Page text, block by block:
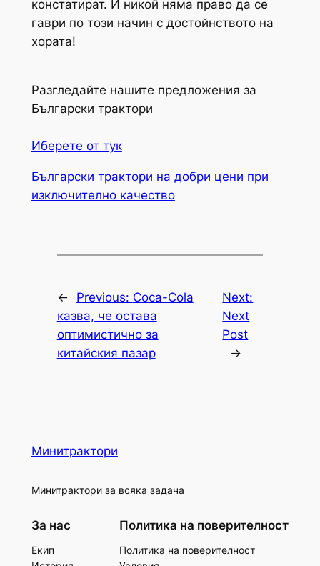
констатират. И никой няма право да се
гаври по този начин с достойнството на
хората!
Разгледайте нашите предложения за
Български трактори
Иберете от тук
Български трактори на добри цени при
изключително качество
← Previous: Coca-Cola
казва, че остава
оптимистично за
китайския пазар
Next:
Next
Post
→
Минитрактори
Минитрактори за всяка задача
За нас
Екип
Политика на поверителност
Политика на поверителност